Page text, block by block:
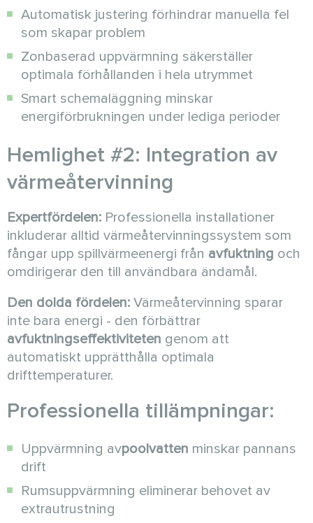
Automatisk justering förhindrar manuella fel
som skapar problem
Zonbaserad uppvärmning säkerställer
optimala förhållanden i hela utrymmet
Smart schemaläggning minskar
energiförbrukningen under lediga perioder
Hemlighet #2: Integration av
värmeåtervinning
Expertfördelen: Professionella installationer
inkluderar alltid värmeåtervinningssystem som
fångar upp spillvärmeenergi från avfuktning och
omdirigerar den till användbara ändamål.
Den dolda fördelen: Värmeåtervinning sparar
inte bara energi - den förbättrar
avfuktningseffektiviteten genom att
automatiskt upprätthålla optimala
drifttemperaturer.
Professionella tillämpningar:
Uppvärmning avpoolvatten minskar pannans
drift
Rumsuppvärmning eliminerar behovet av
extrautrustning